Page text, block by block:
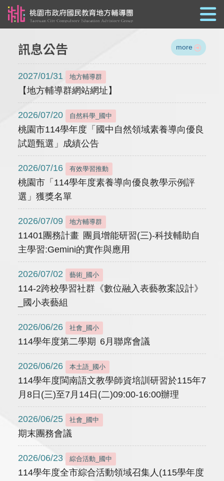
訊息公告 more
2027/01/31 地方輔導群
【地方輔導群網站網址】
2026/07/20 自然科學_國中
桃園市114學年度「國中自然領域素養導向優良
試題甄選」成績公告
2026/07/16 有效學習推動
桃園市「114學年度素養導向優良教學示例評
選」獲獎名單
2026/07/09 地方輔導群
11401團務計畫 團員增能研習(三)-科技輔助自
主學習:Gemini的實作與應用
2026/07/02 藝術_國小
114-2跨校學習社群《數位融入表藝教案設計》
_國小表藝組
2026/06/26 社會_國小
114學年度第二學期 6月聯席會議
2026/06/26 本土語_國小
114學年度閩南語文教學師資培訓研習於115年7
月8日(三)至7月14日(二)09:00-16:00辦理
2026/06/25 社會_國中
期末團務會議
2026/06/23 綜合活動_國中
114學年度全市綜合活動領域召集人(115學年度